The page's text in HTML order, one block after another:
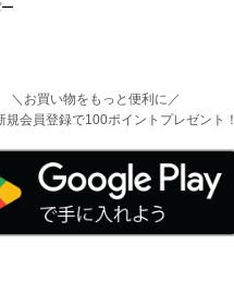
＼お買い物をもっと便利に／
規会員登録で100ポイントプレゼント！